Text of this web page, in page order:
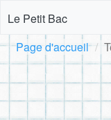
Le Petit Bac
Page d'accueil